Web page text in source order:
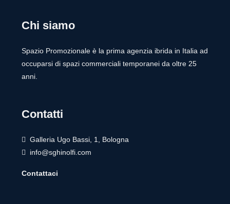
Chi siamo
Spazio Promozionale è la prima agenzia ibrida in Italia ad
occuparsi di spazi commerciali temporanei da oltre 25
anni.
Contatti
Galleria Ugo Bassi, 1, Bologna
info@sghinolfi.com
Contattaci